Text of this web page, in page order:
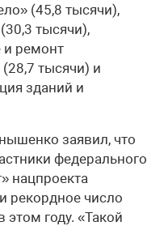
(45,8 тысячи),
тысячи),
и ремонт
тысячи) и
зданий и
заявил, что
федерального
нацпроекта
рекордное число
этом году. «Такой